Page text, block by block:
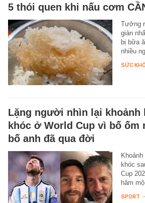
5 thói quen khi nấu cơm
Tưởng
giản
bị bữa
nhiều
SỨC
Lặng người nhìn lại khoảnh
khóc ở World Cup vì bố ốm
bố anh đã qua đời
khóc
Cup
hâm
SPORT -